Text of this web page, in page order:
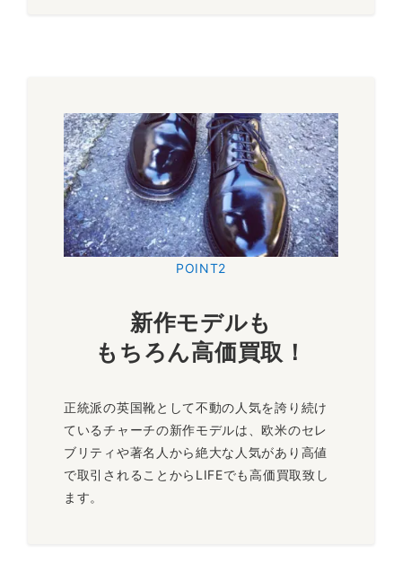
POINT2
新作モデルも
もちろん高価買取 ！
正統派の英国靴として不動の人気を誇り続け
ているチャーチの新作モデルは、欧米のセレ
ブリティや著名人から絶大な人気があり高値
で取引されることからLIFEでも高価買取致し
ます。